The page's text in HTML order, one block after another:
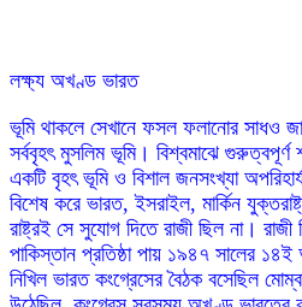
লক্ষ্য অখণ্ড ভারত
ভূমি থাকলে সেখানে ফসল ফলানোর সাধও
সর্ববৃহৎ মুসলিম ভূমি। বিশ্বমাঝে
একটি বৃহৎ ভূমি ও বিশাল জনসংখ্যা
বিশেষ করে ভারত, ইসরাইল, মার্কিন
রাষ্ট্রই সে সুযোগ দিতে রাজী ছিল না।
পাকিস্তান প্রতিষ্ঠা পায় ১৯৪৭ সালের
নিখিল ভারত কংগ্রেসের বৈঠক বসেছিল